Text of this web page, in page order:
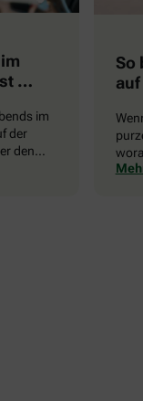
…
im
der
den
die
Schlaf
So
die